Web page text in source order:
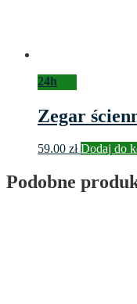
24h
Zegar
59.00 zł Dodaj do
Podobne